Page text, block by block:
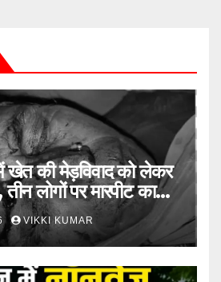
खेत की मेड़विवाद को लेकर
लोगों पर मारपीट का
VIKKI KUMAR